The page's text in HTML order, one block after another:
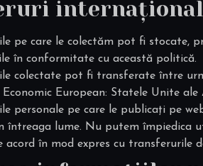
pe care le colectăm pot fi stocate,
în conformitate cu această politică.
colectate pot fi transferate între
European: Statele Unite ale
personale pe care le publicați pe
întreaga lume. Nu putem împiedica
acord în mod expres cu transferurile